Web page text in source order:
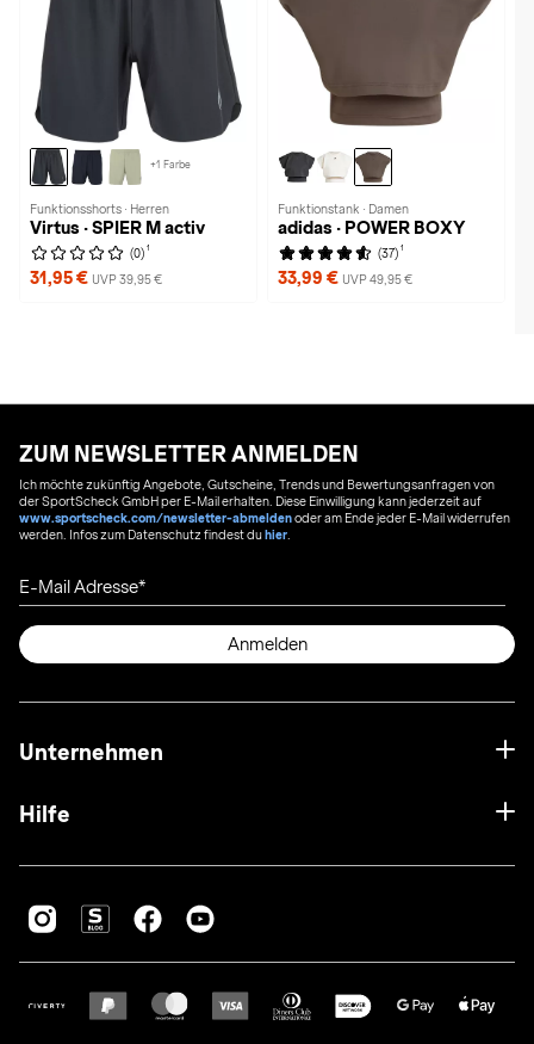
+1 Farbe
Funktionsshorts · Herren
Virtus · SPIER M activ
(0) 1
31,95 € UVP 39,95 €
Funktionstank · Damen
adidas · POWER BOXY
(37) 1
33,99 € UVP 49,95 €
ZUM NEWSLETTER ANMELDEN
Ich möchte zukünftig Angebote, Gutscheine, Trends und Bewertungsanfragen von
der SportScheck GmbH per E-Mail erhalten. Diese Einwilligung kann jederzeit auf
www.sportscheck.com/newsletter-abmeldenoder am Ende jeder E-Mail widerrufen
werden. Infos zum Datenschutz findest duhier
E-Mail Adresse
Anmelden
Unternehmen
Hilfe